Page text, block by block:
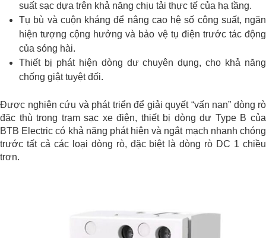
suất sạc dựa trên khả năng chịu tải thực tế của hạ tầng.
Tụ bù và cuộn kháng để nâng cao hệ số công suất, ngăn
hiện tượng cộng hưởng và bảo vệ tụ điện trước tác động
của sóng hài.
Thiết bị phát hiện dòng dư chuyên dụng, cho khả năng
chống giật tuyệt đối.
Được nghiên cứu và phát triển để giải quyết “vấn nạn” dòng rò
đặc thù trong trạm sạc xe điện, thiết bị dòng dư Type B của
BTB Electric có khả năng phát hiện và ngắt mạch nhanh chóng
trước tất cả các loại dòng rò, đặc biệt là dòng rò DC 1 chiều
trơn.